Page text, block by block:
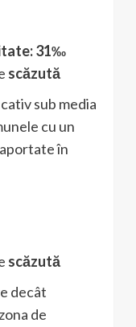
31‰
scăzută
sub media
cu un
în
scăzută
decât
de